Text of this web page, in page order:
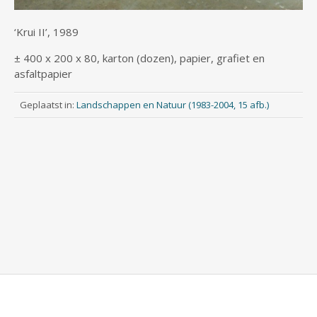
‘Krui II’, 1989
± 400 x 200 x 80, karton (dozen), papier, grafiet en
asfaltpapier
Geplaatst in: Landschappen en Natuur (1983-2004, 15 afb.)